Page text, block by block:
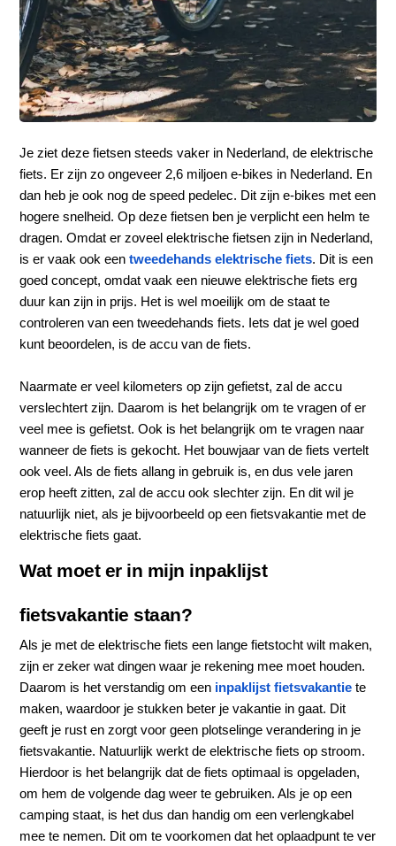
Je ziet deze fietsen steeds vaker in Nederland, de elektrische
fiets. Er zijn zo ongeveer 2,6 miljoen e-bikes in Nederland. En
dan heb je ook nog de speed pedelec. Dit zijn e-bikes met een
hogere snelheid. Op deze fietsen ben je verplicht een helm te
dragen. Omdat er zoveel elektrische fietsen zijn in Nederland,
is er vaak ook een tweedehands elektrische fiets. Dit is een
goed concept, omdat vaak een nieuwe elektrische fiets erg
duur kan zijn in prijs. Het is wel moeilijk om de staat te
controleren van een tweedehands fiets. Iets dat je wel goed
kunt beoordelen, is de accu van de fiets.
Naarmate er veel kilometers op zijn gefietst, zal de accu
verslechtert zijn. Daarom is het belangrijk om te vragen of er
veel mee is gefietst. Ook is het belangrijk om te vragen naar
wanneer de fiets is gekocht. Het bouwjaar van de fiets vertelt
ook veel. Als de fiets allang in gebruik is, en dus vele jaren
erop heeft zitten, zal de accu ook slechter zijn. En dit wil je
natuurlijk niet, als je bijvoorbeeld op een fietsvakantie met de
elektrische fiets gaat.
Wat moet er in mijn inpaklijst
fietsvakantie staan?
Als je met de elektrische fiets een lange fietstocht wilt maken,
zijn er zeker wat dingen waar je rekening mee moet houden.
Daarom is het verstandig om een inpaklijst fietsvakantie te
maken, waardoor je stukken beter je vakantie in gaat. Dit
geeft je rust en zorgt voor geen plotselinge verandering in je
fietsvakantie. Natuurlijk werkt de elektrische fiets op stroom.
Hierdoor is het belangrijk dat de fiets optimaal is opgeladen,
om hem de volgende dag weer te gebruiken. Als je op een
camping staat, is het dus dan handig om een verlengkabel
mee te nemen. Dit om te voorkomen dat het oplaadpunt te ver